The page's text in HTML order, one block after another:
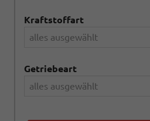
Kraftstoffart
alles ausgewählt
Getriebeart
alles ausgewählt